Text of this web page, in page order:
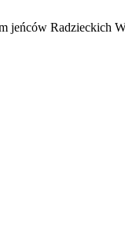
jeńców Radzieckich